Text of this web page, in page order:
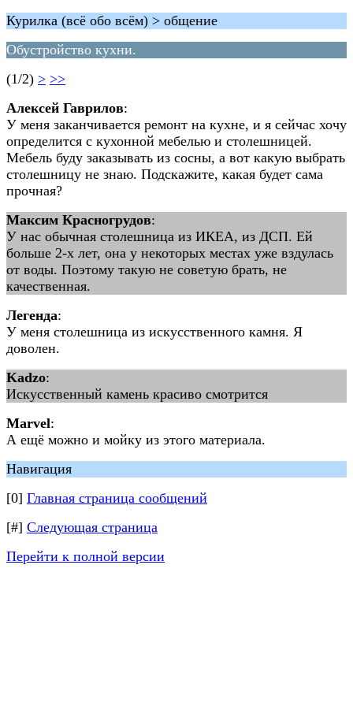
Курилка (всё обо всём) > общение
Обустройство кухни.
(1/2) > >>
Алексей Гаврилов:
У меня заканчивается ремонт на кухне, и я сейчас хочу
определится с кухонной мебелью и столешницей.
Мебель буду заказывать из сосны, а вот какую выбрать
столешницу не знаю. Подскажите, какая будет сама
прочная?
Максим Красногрудов:
У нас обычная столешница из ИКЕА, из ДСП. Ей
больше 2-х лет, она у некоторых местах уже вздулась
от воды. Поэтому такую не советую брать, не
качественная.
Легенда:
У меня столешница из искусственного камня. Я
доволен.
Kadzo:
Искусственный камень красиво смотрится
Marvel:
А ещё можно и мойку из этого материала.
Навигация
[0] Главная страница сообщений
[#] Следующая страница
Перейти к полной версии